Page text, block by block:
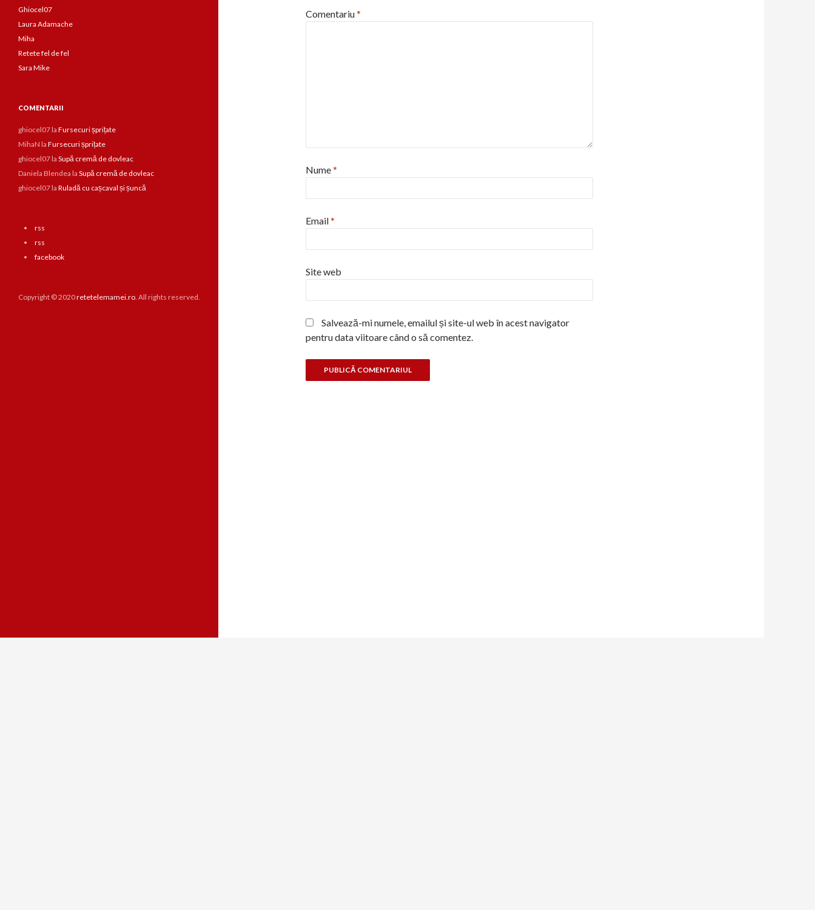
Comentariu*
Nume*
Email*
Site web
Salvează-mi numele, emailul și site-ul web în acest navigator
pentru data viitoare când o să comentez.
Ghiocel07
Laura Adamache
Miha
Retete fel de fel
Sara Mike
COMENTARII
ghiocel07la Fursecuri șprițate
MihaN la Fursecuri șprițate
ghiocel07la Supă cremă de dovleac
Daniela Blendea la Supă cremă de dovleac
ghiocel07la Ruladă cu cașcaval și șuncă
rss
rss
facebook
Copyright © 2020retetelemamei.ro. All rights reserved.